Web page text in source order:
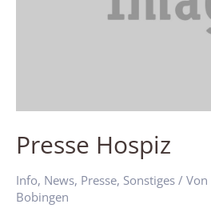
Presse Hospiz
Info, News, Presse, Sonstiges / Von
Bobingen